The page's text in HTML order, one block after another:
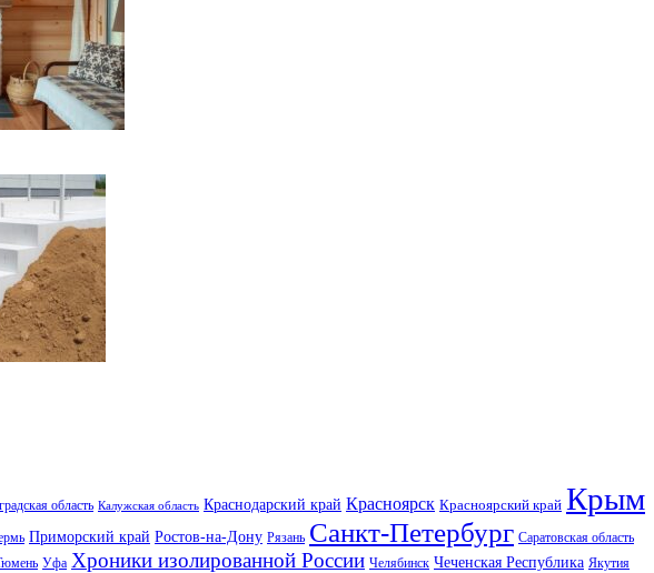
область Калужская область Краснодарский край Красноярск Красноярский край Крым
Приморский край Ростов-на-Дону Рязань Санкт-Петербург Саратовская область
Уфа Хроники изолированной России Челябинск Чеченская Республика Якутия